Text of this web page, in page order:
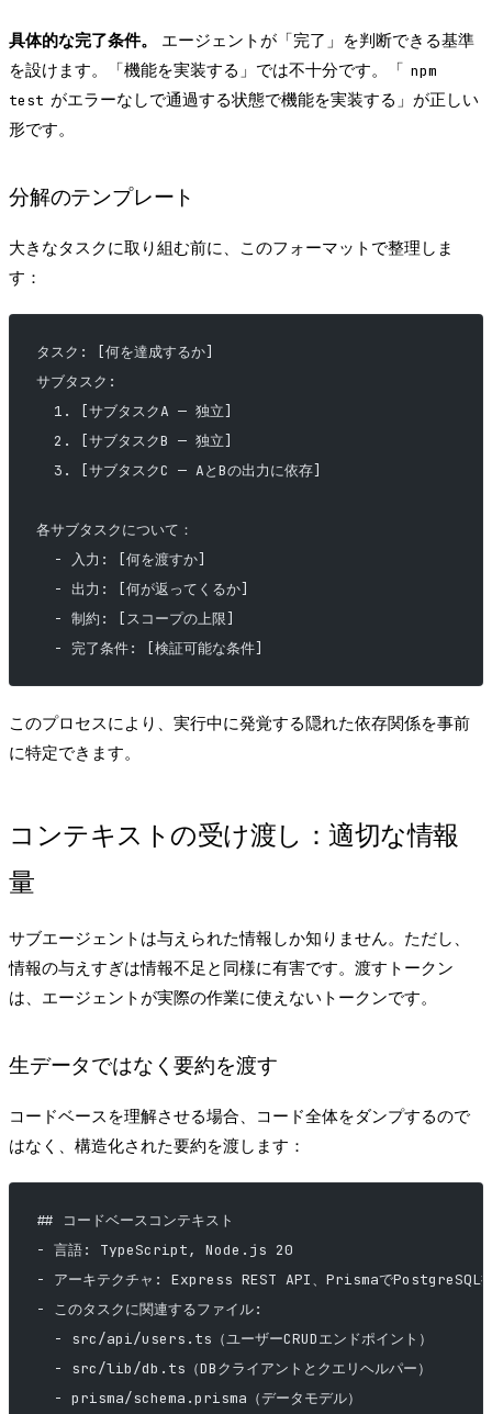
具体的な完了条件。
エージェントが「完了」を判断できる基準
を設けます。「機能を実装する」では不十分です。「 npm
test がエラーなしで通過する状態で機能を実装する」が正しい
形です。
分解のテンプレート
大きなタスクに取り組む前に、このフォーマットで整理しま
す：
タスク: [何を達成するか]
サブタスク:
  1. [サブタスクA — 独立]
  2. [サブタスクB — 独立]
  3. [サブタスクC — AとBの出力に依存]
各サブタスクについて：
  - 入力: [何を渡すか]
  - 出力: [何が返ってくるか]
  - 制約: [スコープの上限]
  - 完了条件: [検証可能な条件]
このプロセスにより、実行中に発覚する隠れた依存関係を事前
に特定できます。
コンテキストの受け渡し：適切な情報
量
サブエージェントは与えられた情報しか知りません。ただし、
情報の与えすぎは情報不足と同様に有害です。渡すトークン
は、エージェントが実際の作業に使えないトークンです。
生データではなく要約を渡す
コードベースを理解させる場合、コード全体をダンプするので
はなく、構造化された要約を渡します：
## コードベースコンテキスト
- 言語: TypeScript, Node.js 20
- アーキテクチャ: Express REST API、PrismaでPostgreSQL
- このタスクに関連するファイル:
  - src/api/users.ts（ユーザーCRUDエンドポイント）
  - src/lib/db.ts（DBクライアントとクエリヘルパー）
  - prisma/schema.prisma（データモデル）